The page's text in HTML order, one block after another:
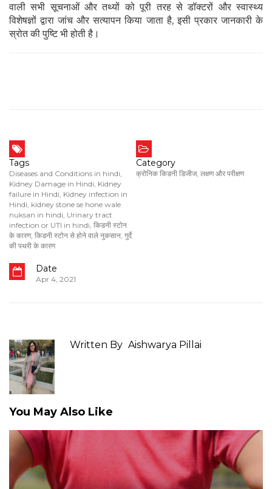
वाली सभी सूचनाओं और तथ्यों को पूरी तरह से डॉक्टरों और स्वास्थ्य
विशेषज्ञों द्वारा जांच और सत्यापन किया जाता है, इसी प्रकार जानकारी के
स्रोत की पुष्टि भी होती है।
Tags
Diseases and Conditions in hindi
Kidney Damage in Hindi Kidney
failure in Hindi Kidney infection in
Hindi kidney stone se hone wale
nuksan in hindi Urinary tract
infection or UTI in hindi किडनी स्टोन
के कारण, किडनी स्टोन से होने वाले नुकसान गुर्दे
की पथरी के कारण
Category
क्रोनिक किडनी डिजीज, लक्षण और परीक्षण
Date
Apr 4, 2021
Written By Aishwarya Pillai
You May Also Like